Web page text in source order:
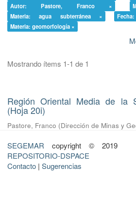
Autor: Pastore, Franco ×
Materia: agua subterránea ×
Materia: geomorfología ×
Mostrando ítems 1-1 de 1
Región Oriental Media de la
(Hoja 20i)
Pastore, Franco (Dirección de Minas y
SEGEMAR copyright © 2019
REPOSITORIO-DSPACE
Contacto | Sugerencias